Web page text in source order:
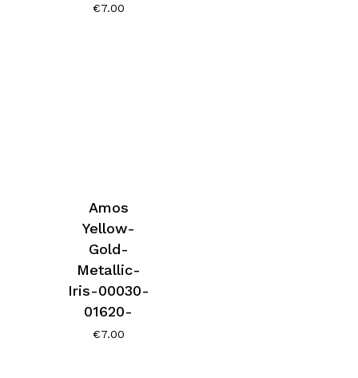
€7.00
Amos
Yellow-
Gold-
Metallic-
Iris-00030-
01620-
€7.00